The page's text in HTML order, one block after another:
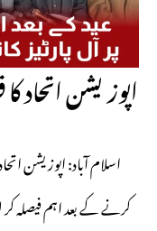
اپوزیشن اتحاد
اسلام آباد: اپوزیشن
کرنے کے بعد اہم فیصلہ